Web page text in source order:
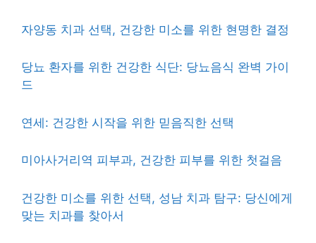
자양동 치과 선택, 건강한 미소를 위한 현명한 결정
당뇨 환자를 위한 건강한 식단: 당뇨음식 완벽 가이
드
연세: 건강한 시작을 위한 믿음직한 선택
미아사거리역 피부과, 건강한 피부를 위한 첫걸음
건강한 미소를 위한 선택, 성남 치과 탐구: 당신에게
맞는 치과를 찾아서